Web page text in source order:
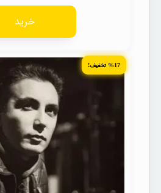
خرید
%17 تخفیف!